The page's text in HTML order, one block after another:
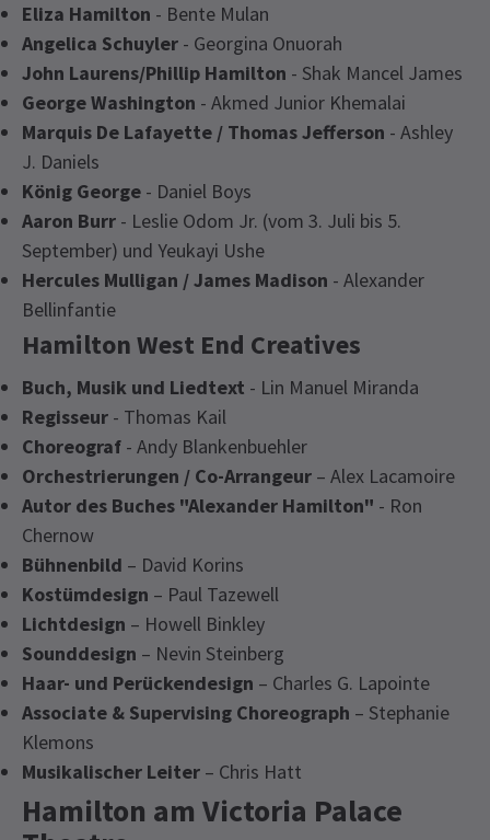
Eliza Hamilton - Bente Mulan
Angelica Schuyler - Georgina Onuorah
John Laurens/Phillip Hamilton - Shak Mancel James
George Washington - Akmed Junior Khemalai
Marquis De Lafayette / Thomas Jefferson - Ashley
J. Daniels
König George - Daniel Boys
Aaron Burr - Leslie Odom Jr. (vom 3. Juli bis 5.
September) und Yeukayi Ushe
Hercules Mulligan / James Madison - Alexander
Bellinfantie
Hamilton West End Creatives
Buch, Musik und Liedtext - Lin Manuel Miranda
Regisseur - Thomas Kail
Choreograf - Andy Blankenbuehler
Orchestrierungen / Co-Arrangeur – Alex Lacamoire
Autor des Buches "Alexander Hamilton" - Ron
Chernow
Bühnenbild – David Korins
Kostümdesign – Paul Tazewell
Lichtdesign – Howell Binkley
Sounddesign – Nevin Steinberg
Haar- und Perückendesign – Charles G. Lapointe
Associate & Supervising Choreograph – Stephanie
Klemons
Musikalischer Leiter – Chris Hatt
Hamilton am Victoria Palace